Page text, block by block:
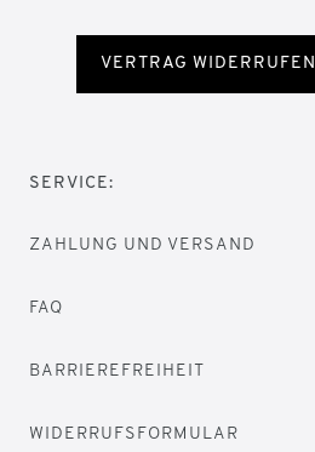
VERTRAG WIDERRUFEN
SERVICE:
ZAHLUNG UND VERSAND
FAQ
BARRIEREFREIHEIT
WIDERRUFSFORMULAR